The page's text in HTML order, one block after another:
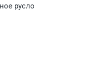
русло